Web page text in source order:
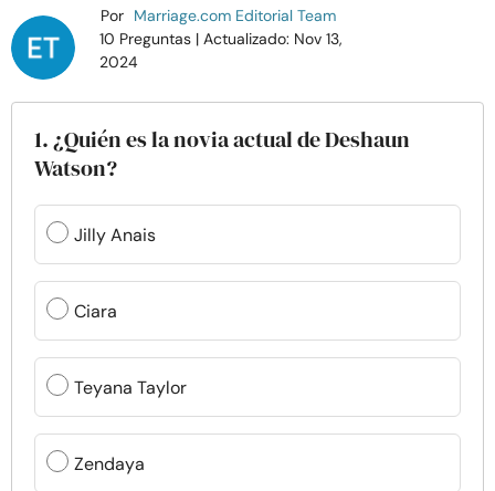
Relaciones
Familia
Ayuda
Cursos
Recursos
Comunidad
Encuentra un terapeuta
Idioma
Por Marriage.com Editorial Team
10 Preguntas | Actualizado: Nov 13,
2024
1. ¿Quién es la novia actual de Deshaun
Watson?
Jilly Anais
Ciara
Teyana Taylor
Zendaya